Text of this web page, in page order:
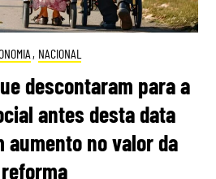
, NACIONAL
descontaram para a
antes desta data
aumento no valor da
reforma